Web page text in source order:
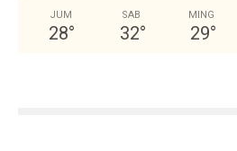
JUM
28°
SAB
32°
MING
29°